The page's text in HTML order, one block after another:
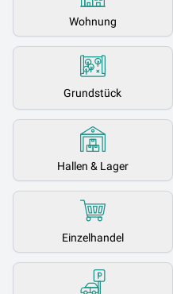
Wohnung
Grundstück
Hallen & Lager
Einzelhandel